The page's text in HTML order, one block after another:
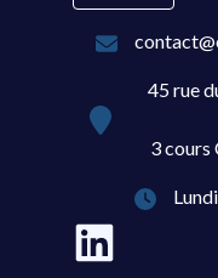
45 rue
3 cours